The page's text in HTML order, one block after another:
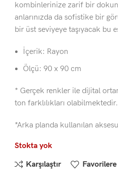
kombinlerinize zarif bir
anlarınızda da sofistike bir
bir üst seviyeye taşıyacak bu
İçerik: Rayon
Ölçü: 90 x 90 cm
* Gerçek renkler ile dijital
ton farklılıkları olabilmektedir.
*Arka planda kullanılan
Stokta yok
Karşılaştır